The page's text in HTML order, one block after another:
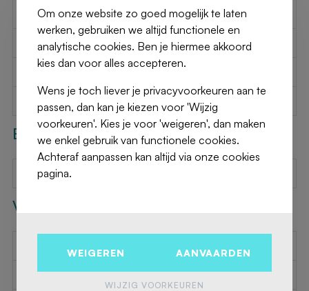
Garage
Parkeerplaatsen
Beschikbaar op
Buitenkant
Pool
Vereiste Informatie
EPC Label
Om onze website zo goed mogelijk te laten
werken, gebruiken we altijd functionele en
analytische cookies. Ben je hiermee akkoord
kies dan voor alles accepteren.
Wens je toch liever je privacyvoorkeuren aan te
passen, dan kan je kiezen voor 'Wijzig
voorkeuren'. Kies je voor 'weigeren', dan maken
we enkel gebruik van functionele cookies.
Achteraf aanpassen kan altijd via onze cookies
pagina.
WEIGEREN AANVAARDEN
WIJZIG VOORKEUREN